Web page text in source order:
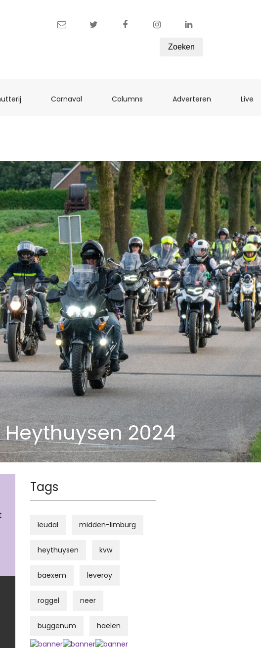
Zoeken
(current)Carnaval (current)Columns (current)Adverteren (current)Live
2024
Tags
leudal midden-limburg
heythuysen kvw
baexem leveroy
roggel neer
buggenum haelen